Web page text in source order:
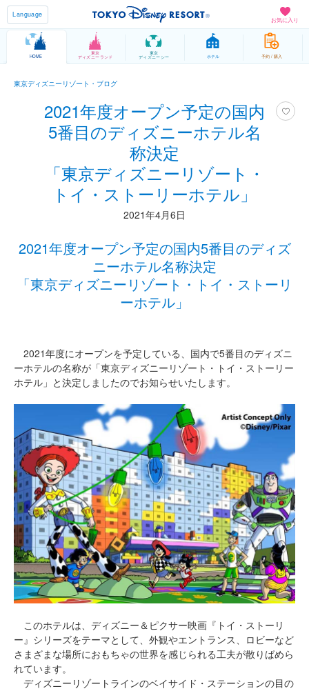
お気に入り
Language
HOME
東京
ディズニーランド
東京
ディズニーシー ホテル 予約 / 購入
東京ディズニーリゾート・ブログ
2021年度オープン予定の国内
5番目のディズニーホテル名
称決定
「東京ディズニーリゾート・
トイ・ストーリーホテル」
2021年4月6日
2021年度オープン予定の国内5番目のディズ
ニーホテル名称決定
「東京ディズニーリゾート・トイ・ストーリ
ーホテル」
2021年度にオープンを予定している、国内で5番目のディズニ
ーホテルの名称が「東京ディズニーリゾート・トイ・ストーリー
ホテル」と決定しましたのでお知らせいたします。
このホテルは、ディズニー＆ピクサー映画『トイ・ストーリ
ー』シリーズをテーマとして、外観やエントランス、ロビーなど
さまざまな場所におもちゃの世界を感じられる工夫が散りばめら
れています。
ディズニーリゾートラインのベイサイド・ステーションの目の